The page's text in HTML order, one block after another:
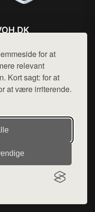
for at
relevant
Kort sagt: for at
at være irriterende.
hej@want.dk
Cookie- og privatlivspolitik
udgiver en række
produkter fra
fra denne side - vi
Vi har heller ikke